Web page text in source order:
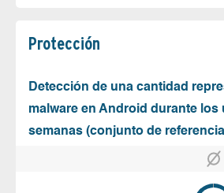
Protección
Detección de una cantidad
malware en Android durante los
semanas (conjunto de